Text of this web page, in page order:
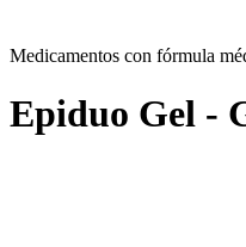
Medicamentos con fórmula
Epiduo Gel -